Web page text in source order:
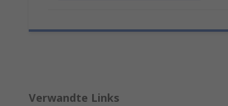
Verwandte Links